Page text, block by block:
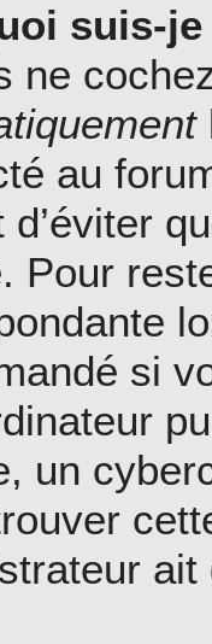
suis-
ne
au
d’éviter
Pour
si
un